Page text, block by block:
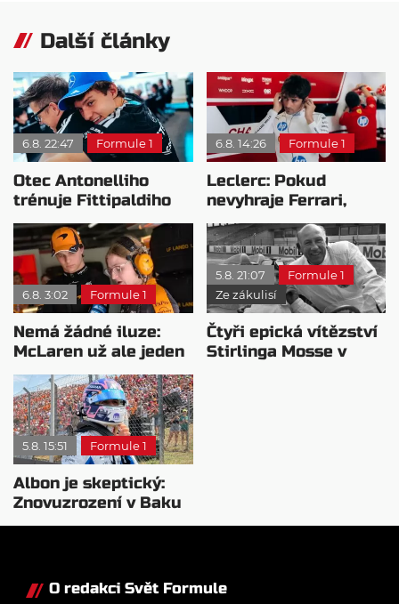
Další články
6.8. 22:47 Formule 1
Otec Antonelliho
trénuje Fittipaldiho
syna: Brazilec
vychvaluje lídra
6.8. 14:26 Formule 1
Leclerc: Pokud
nevyhraje Ferrari,
přeji titul
Antonellimu
6.8. 3:02 Formule 1
Nemá žádné iluze:
McLaren už ale jeden
návrat ze dna dokázal
5.8. 21:07
Formule 1
Ze zákulisí
Čtyři epická vítězství
Stirlinga Mosse v
5.8. 15:51 Formule 1
Albon je skeptický:
Znovuzrození v Baku
nepovažuje za reálne
O redakci Svět Formule